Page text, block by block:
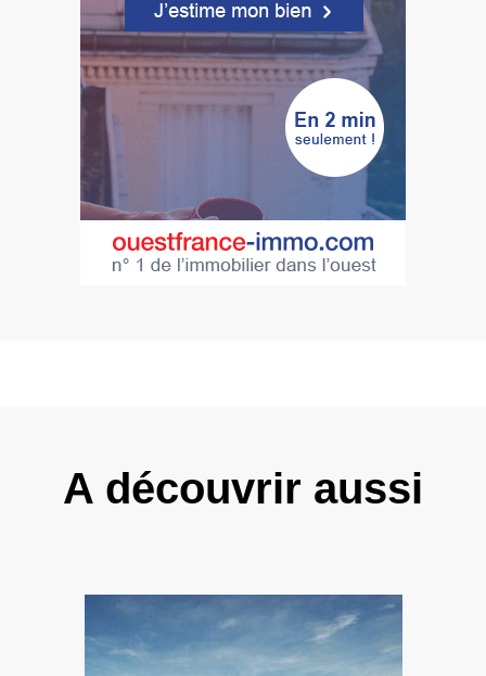
A découvrir aussi